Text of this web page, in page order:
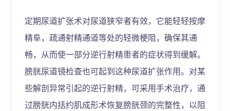
定期尿道扩张术对尿道狭窄者有效，它能轻轻按摩
精阜，疏通射精通道等处的轻微梗阻，确保其通
畅，从而使一部分逆行射精患者的症状得到缓解。
膀胱尿道镜检查也可起到这种尿道扩张作用。对某
些解剖异常引起的逆行射精，可采用手术治疗，通
过膀胱内括约肌成形术恢复膀胱颈的完整性，以阻